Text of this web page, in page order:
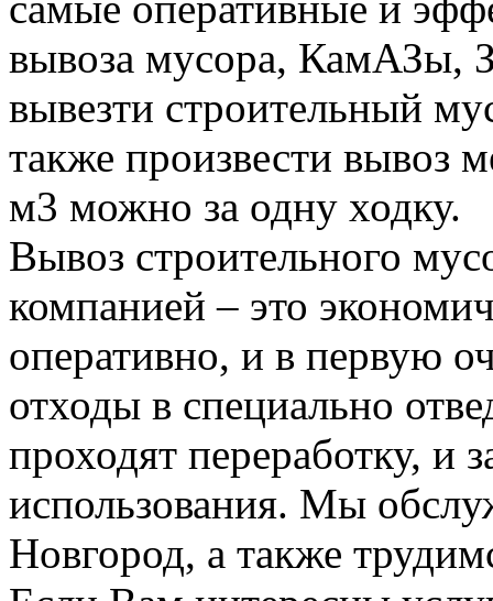
вывоза мусора,
вывезти строительный
также произвести вывоз
м3 можно за одну ходку.
Вывоз строительного
компанией – это
оперативно, и в первую
отходы в специально
проходят переработку, и
использования. Мы
Новгород, а также